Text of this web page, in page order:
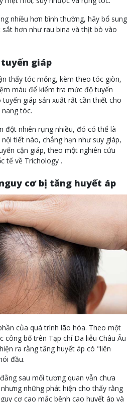
nhiều hơn bình thường, hãy bổ sung
hơn như rau bina và thịt bò vào
giáp
thấy tóc mỏng, kèm theo tóc giòn,
máu để kiểm tra mức độ tuyến
giáp sản xuất rất cần thiết cho
tóc.
đột nhiên rụng nhiều, đó có thể là
tiết nào, chẳng hạn như suy giáp,
cận giáp, theo một nghiên cứu
tế về Trichology .
cơ bị tăng huyết áp
của quá trình lão hóa. Theo một
công bố trên Tạp chí Da liễu Châu Âu
ra rằng tăng huyết áp có "liên
đầu.
sau mối tương quan vẫn chưa
những phát hiện cho thấy rằng
cơ cao mắc bệnh cao huyết áp và